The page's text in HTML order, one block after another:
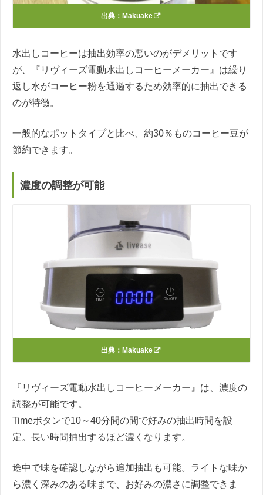
出典： Makuake
水出しコーヒーは抽出効率の悪いのがデメリットです
が、『リヴィーズ電動水出しコーヒーメーカー』は繰り
返し水がコーヒー粉を通過するため効率的に抽出できる
のが特徴。
一般的なポットタイプと比べ、約30％ものコーヒー豆が
節約できます。
濃度の調整が可能
出典： Makuake
『リヴィーズ電動水出しコーヒーメーカー』は、濃度の
調整が可能です。
Timeボタンで10～40分間の間で好みの抽出時間を設
定。長い時間抽出するほど濃くなります。
途中で味を確認しながら追加抽出も可能。ライトな味か
ら濃く深みのある味まで、お好みの濃さに調整できま